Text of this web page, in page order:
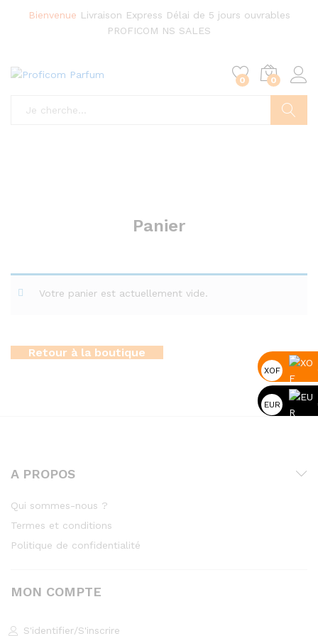
Bienvenue Livraison Express Délai de 5 jours ouvrables
PROFICOM NS SALES
0 0
Panier
Votre panier est actuellement vide.
Retour à la boutique
A PROPOS
Qui sommes-nous ?
Termes et conditions
Politique de confidentialité
MON COMPTE
S'identifier/S'inscrire
XOF
EUR